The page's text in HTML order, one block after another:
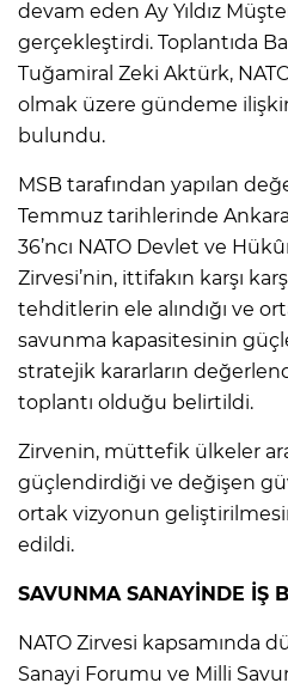
devam eden Ay Yıldız
gerçekleştirdi. Toplantıda
Tuğamiral Zeki Aktürk,
olmak üzere gündeme
bulundu.
MSB tarafından yapılan
Temmuz tarihlerinde
36’ncı NATO Devlet ve
Zirvesi’nin, ittifakın karşı
tehditlerin ele alındığı ve
savunma kapasitesinin
stratejik kararların
toplantı olduğu belirtildi.
Zirvenin, müttefik ülkeler
güçlendirdiği ve değişen
ortak vizyonun
edildi.
SAVUNMA SANAYİNDE İŞ
NATO Zirvesi kapsamında
Sanayi Forumu ve Milli